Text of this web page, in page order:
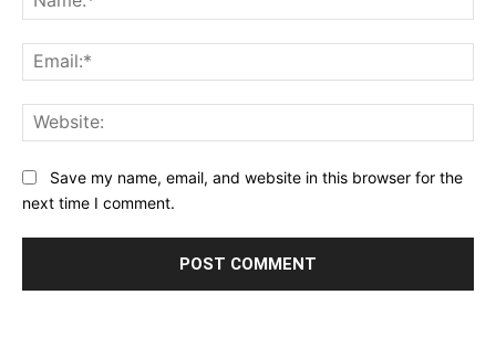
Save my name, email, and website in this browser for the
next time I comment.